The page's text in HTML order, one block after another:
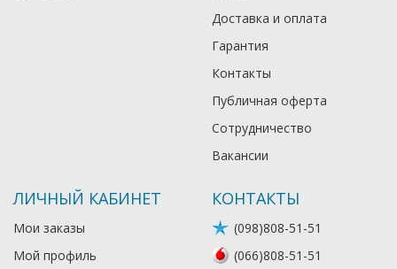
Доставка и оплата
Гарантия
Контакты
Публичная оферта
Сотрудничество
Вакансии
ЛИЧНЫЙ КАБИНЕТ
Мои заказы
Мой профиль
КОНТАКТЫ
(098)808-51-51
(066)808-51-51